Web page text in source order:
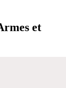
et